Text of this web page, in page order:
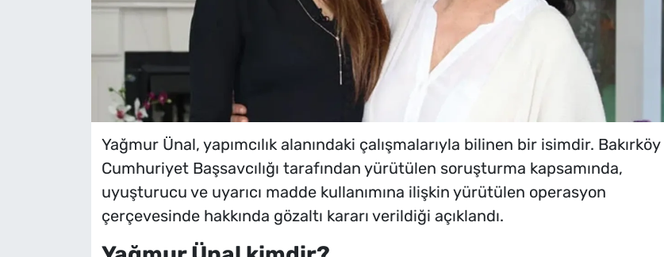
Yağmur Ünal, yapımcılık alanındaki çalışmalarıyla bilinen bir isimdir. Bakırköy
Cumhuriyet Başsavcılığı tarafından yürütülen soruşturma kapsamında,
uyuşturucu ve uyarıcı madde kullanımına ilişkin yürütülen operasyon
çerçevesinde hakkında gözaltı kararı verildiği açıklandı.